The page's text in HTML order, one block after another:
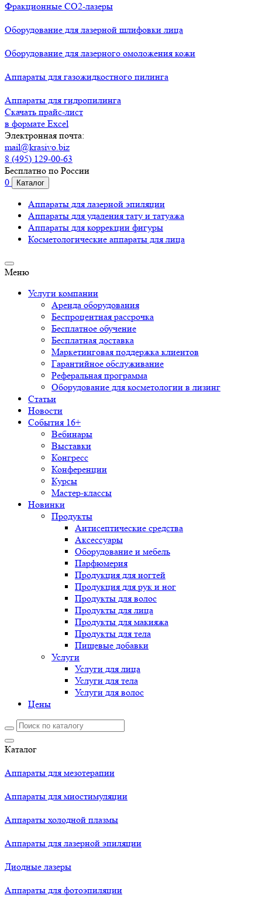
Фракционные СО2-лазеры
Оборудование для лазерной шлифовки лица
Оборудование для лазерного омоложения кожи
Аппараты для газожидкостного пилинга
Аппараты для гидропилинга
Скачать прайс-лист
в формате Excel
Электронная почта:
mail@krasivo.biz
8 (495) 129-00-63
Бесплатно по России
0
Каталог
Аппараты для лазерной эпиляции
Аппараты для удаления тату и татуажа
Аппараты для коррекции фигуры
Косметологические аппараты для лица
Меню
Услуги компании
Аренда оборудования
Беспроцентная рассрочка
Бесплатное обучение
Бесплатная доставка
Маркетинговая поддержка клиентов
Гарантийное обслуживание
Реферальная программа
Оборудование для косметологии в лизинг
Статьи
Новости
События 16+
Вебинары
Выставки
Конгресс
Конференции
Курсы
Мастер-классы
Новинки
Продукты
Антисептические средства
Аксессуары
Оборудование и мебель
Парфюмерия
Продукция для ногтей
Продукция для рук и ног
Продукты для волос
Продукты для лица
Продукты для макияжа
Продукты для тела
Пищевые добавки
Услуги
Услуги для лица
Услуги для тела
Услуги для волос
Цены
Каталог
Аппараты для мезотерапии
Аппараты для миостимуляции
Аппараты холодной плазмы
Аппараты для лазерной эпиляции
Диодные лазеры
Аппараты для фотоэпиляции